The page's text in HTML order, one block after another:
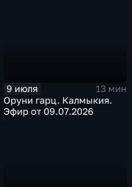
9 июля
13 мин
Оруни гарц. Калмыкия.
Эфир от 09.07.2026